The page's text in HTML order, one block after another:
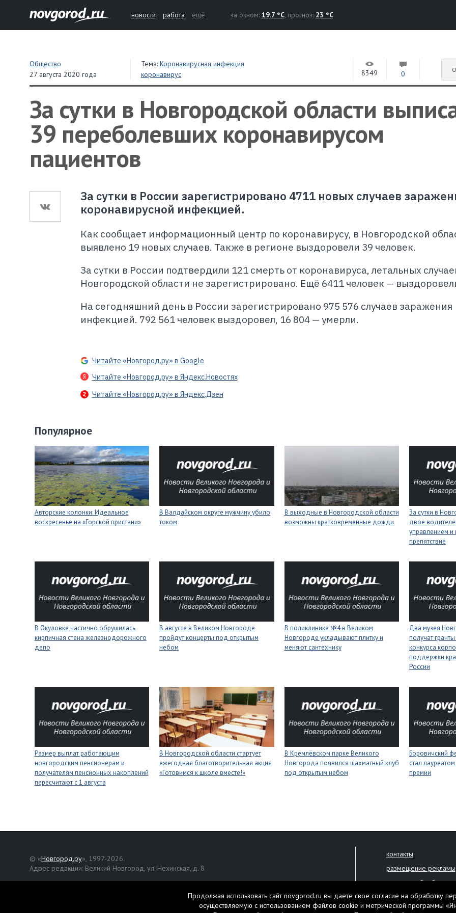
новости работа ещё за окном: 19.7 °C, прогноз: 23 °C
Общество
27 августа 2020 года
Тема:Коронавирусная инфекция
коронавирус
8349 0
За сутки в Новгородской области
39 переболевших коронавирусом
пациентов
За сутки в России зарегистрировано 4711 новых случаев
коронавирусной инфекцией.
Как сообщает информационный центр по коронавирусу, в Новгородской
выявлено 19 новых случаев. Также в регионе выздоровели 39 человек.
За сутки в России подтвердили 121 смерть от коронавируса, летальных
Новгородской области не зарегистрировано. Ещё 6411 человек —
На сегодняшний день в России зарегистрировано 975 576 случаев заражения
инфекцией. 792 561 человек выздоровел, 16 804 — умерли.
Читайте «Новгород.ру» в Google
Читайте «Новгород.ру» в Яндекс.Новостях
Читайте «Новгород.ру» в Яндекс.Дзен
Популярное
Авторские колонки: Идеальное
воскресенье на «Горской пристани»
В Валдайском округе мужчину убило
током
В выходные в Новгородской области
возможны кратковременные дожди
За сутки в
двое
управлением и
препятствие
В Окуловке частично обрушилась
кирпичная стена железнодорожного
депо
В августе в Великом Новгороде
пройдут концерты под открытым
небом
В поликлинике №4 в Великом
Новгороде укладывают плитку и
меняют сантехнику
Два музея
получат
конкурса
поддержки
России
Размер выплат работающим
новгородским пенсионерам и
получателям пенсионных накоплений
пересчитают с 1 августа
В Новгородской области стартует
ежегодная благотворительная акция
«Готовимся к школе вместе!»
В Кремлёвском парке Великого
Новгорода появился шахматный клуб
под открытым небом
Боровичский
стал
премии
© «Новгород.ру», 1997-2026.
Адрес редакции: Великий Новгород, ул. Нехинская, д. 8
контакты
размещение рекламы
политика обработки
Настоящий ресурс
Продолжая использовать сайт novgorod.ru вы даете свое согласие на обработку
осуществляемую с использованием файлов cookie и метрической программы